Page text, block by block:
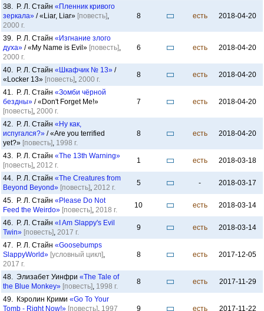
38. Р. Л. Стайн «Пленник кривого
зеркала» / «Liar, Liar» [повесть],
2000 г.
8 есть 2018-04-20
39. Р. Л. Стайн «Изгнание злого
духа» / «My Name is Evil» [повесть],
2000 г.
6 есть 2018-04-20
40. Р. Л. Стайн «Шкафчик № 13» /
«Locker 13» [повесть], 2000 г.
8 есть 2018-04-20
41. Р. Л. Стайн «Зомби чёрной
бездны» / «Don't Forget Me!»
[повесть], 2000 г.
7 есть 2018-04-20
42. Р. Л. Стайн «Ну как,
испугался?» / «Are you terrified
yet?» [повесть], 1998 г.
8 есть 2018-04-20
43. Р. Л. Стайн «The 13th Warning»
[повесть], 2012 г.
1 есть 2018-03-18
44. Р. Л. Стайн «The Creatures from
Beyond Beyond» [повесть], 2012 г.
5 - 2018-03-17
45. Р. Л. Стайн «Please Do Not
Feed the Weirdo» [повесть], 2018 г.
10 есть 2018-03-14
46. Р. Л. Стайн «I Am Slappy's Evil
Twin» [повесть], 2017 г.
9 есть 2018-03-14
47. Р. Л. Стайн «Goosebumps
SlappyWorld» [условный цикл],
2017 г.
8 есть 2017-12-05
48. Элизабет Уинфри «The Tale of
the Blue Monkey» [повесть], 1998 г.
8 есть 2017-11-29
49. Кэролин Крими «Go To Your
Tomb - Right Now!» [повесть], 1997 9 есть 2017-11-22